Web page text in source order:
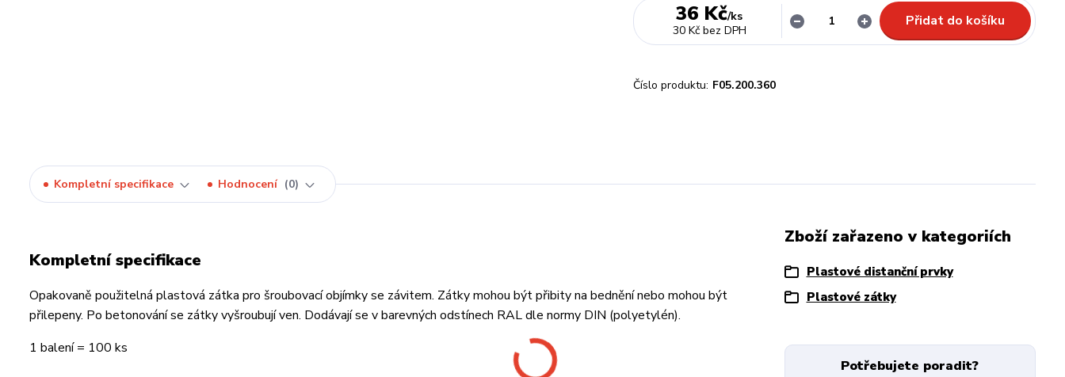
36 Kč/ks
30 Kč bez DPH
Přidat do košíku
Číslo produktu: F05.200.360
Kompletní specifikace Hodnocení 0
Kompletní specifikace
Opakovaně použitelná plastová zátka pro šroubovací objímky se závitem. Zátky mohou být přibity na bednění nebo mohou být
přilepeny. Po betonování se zátky vyšroubují ven. Dodávají se v barevných odstínech RAL dle normy DIN (polyetylén).
1 balení = 100 ks
Zboží zařazeno v kategoriích
Plastové distanční prvky
Plastové zátky
Potřebujete poradit?